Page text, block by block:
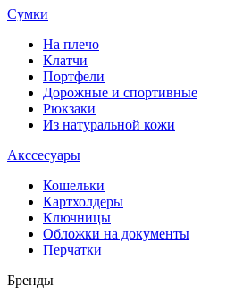
Сумки
На плечо
Клатчи
Портфели
Дорожные и спортивные
Рюкзаки
Из натуральной кожи
Акссесуары
Кошельки
Картхолдеры
Ключницы
Обложки на документы
Перчатки
Бренды